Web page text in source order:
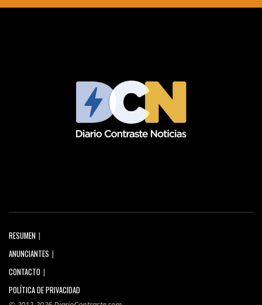
RESUMEN
ANUNCIANTES
CONTACTO
POLÍTICA DE PRIVACIDAD